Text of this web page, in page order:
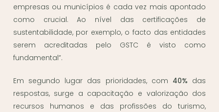
empresas ou municípios é cada vez mais apontado
como crucial. Ao nível das certificações de
sustentabilidade, por exemplo, o facto das entidades
serem acreditadas pelo GSTC é visto como
fundamental”.
Em segundo lugar das prioridades, com 40% das
respostas, surge a capacitação e valorização dos
recursos humanos e das profissões do turismo,